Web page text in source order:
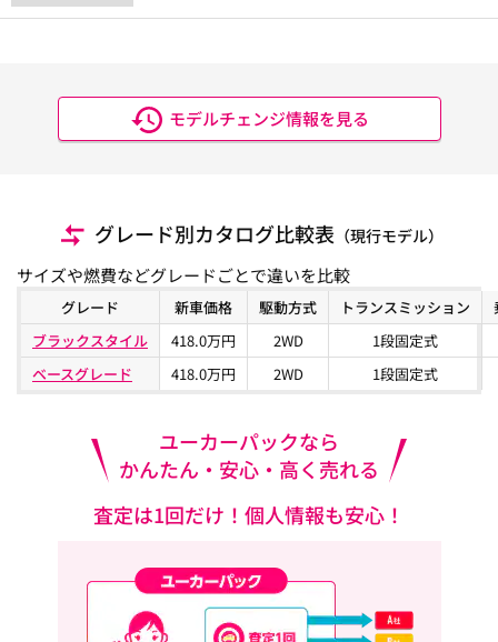
モデルチェンジ情報を見る
グレード別カタログ比較表 （現行モデル）
サイズや燃費などグレードごとで違いを比較
グレード 新車価格 駆動方式 トランスミッション
ブラックスタイル
418.0万円 2WD
1段固定式
ベースグレード
418.0万円 2WD 1段固定式
ユーカーパックなら
かんたん・安心・高く売れる
査定は1回だけ！個人情報も安心！